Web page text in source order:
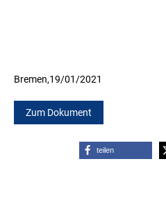
Bremen,19/01/2021
Zum Dokument
teilen